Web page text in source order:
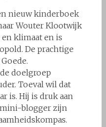
nieuw kinderboek
Wouter Klootwijk
klimaat en is
De prachtige
doelgroep
Toeval wil dat
is. Hij is druk aan
blogger zijn